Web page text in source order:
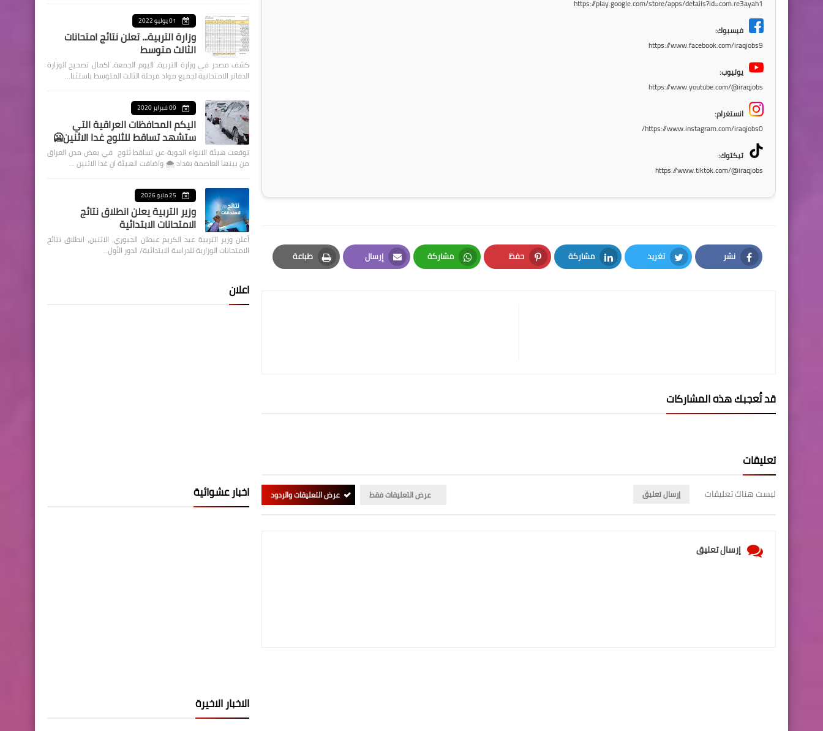
https://play.google.com/store/apps/details?id=com.re3ayah1
فيسبوك:
https://www.facebook.com/iraqjobs9
يوتيوب:
https://www.youtube.com/@iraqjobs
انستغرام:
https://www.instagram.com/iraqjobs0/
تيكتوك:
https://www.tiktok.com/@iraqjobs
نشر
Facebook
تغريد
Twitter
مشاركة
LinkedIn
حفظ
Pinterest
مشاركة
Whatsapp
إرسال
Email
طباعة
Print
قد تُعجبك هذه المشاركات
تعليقات
ليست هناك تعليقات إرسال تعليق عرض التعليقات فقط عرض التعليقات والردود
إرسال تعليق
01 يوليو 2022
وزارة التربية... تعلن نتائج امتحانات
الثالث متوسط
كشف مصدر في وزارة التربية، اليوم الجمعة، اكمال تصحيح الوزارة
الدفاتر الامتحانية لجميع مواد مرحلة الثالث المتوسط باستثنا…
09 فبراير 2020
اليكم المحافظات العراقية التي
ستشهد تساقط للثلوج غدا الاثنين🥶
توقعت هيئة الانواء الجوية عن تساقط ثلوج في بعض مدن العراق
من بينها العاصمة بغداد ⁦🌨️⁩ واضافت الهيئة ان غدا الاثنين …
25 مايو 2026
وزير التربية يعلن انطلاق نتائج
الامتحانات الابتدائية
أعلن وزير التربية عبد الكريم عبطان الجبوري، الاثنين، انطلاق نتائج
الامتحانات الوزارية للدراسة الابتدائية/ الدور الأول…
اعلان
اخبار عشوائية
الاخبار الاخيرة